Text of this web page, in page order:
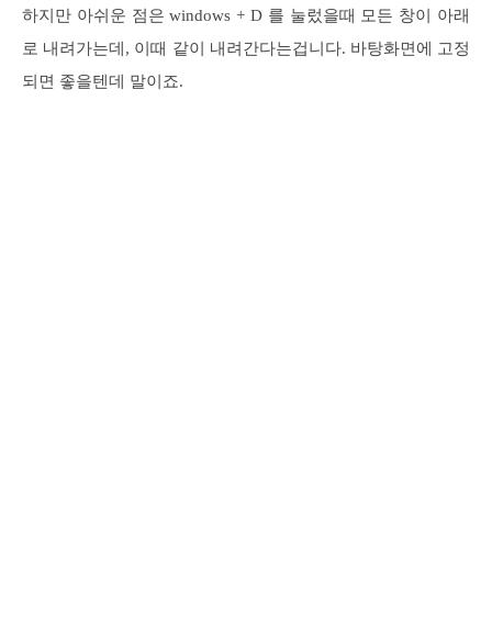
하지만 아쉬운 점은 windows + D 를 눌렀을때 모든 창이 아래
로 내려가는데, 이때 같이 내려간다는겁니다. 바탕화면에 고정
되면 좋을텐데 말이죠.